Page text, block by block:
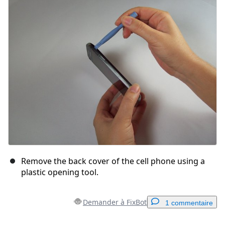
Annuler Publier un commentaire
Remove the back cover of the cell phone using a
plastic opening tool.
Demander à FixBot 1 commentaire